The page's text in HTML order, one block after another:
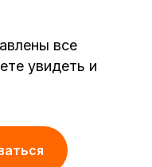
все
увидеть и